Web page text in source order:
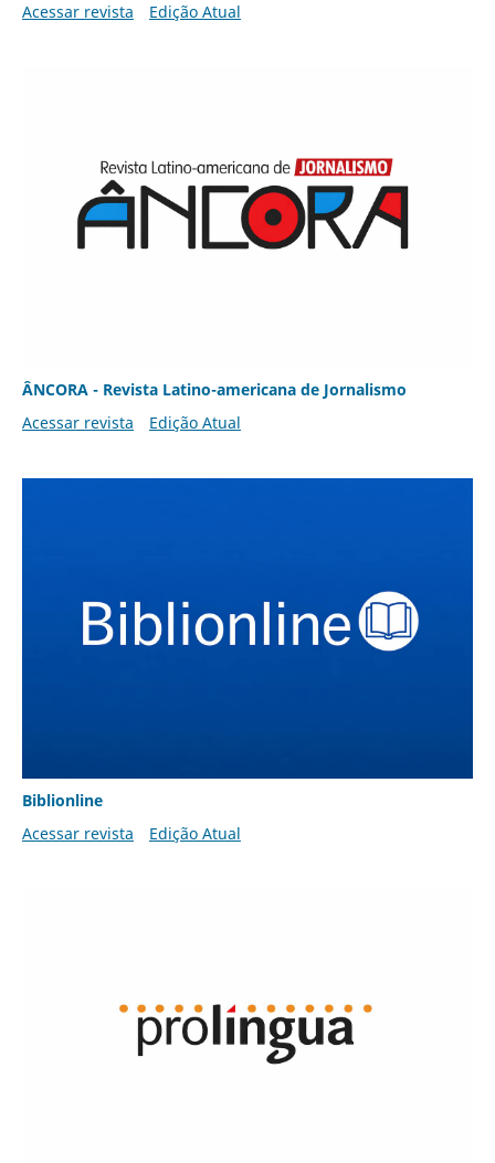
Acessar revista
Edição Atual
ÂNCORA - Revista Latino-americana de Jornalismo
Acessar revista
Edição Atual
Biblionline
Acessar revista
Edição Atual